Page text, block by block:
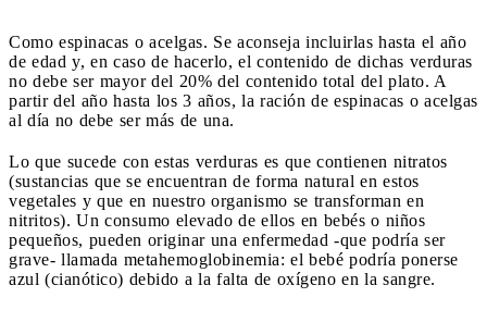
Como espinacas o acelgas. Se aconseja incluirlas hasta el año
de edad y, en caso de hacerlo, el contenido de dichas verduras
no debe ser mayor del 20% del contenido total del plato. A
partir del año hasta los 3 años, la ración de espinacas o acelgas
al día no debe ser más de una.
Lo que sucede con estas verduras es que contienen nitratos
(sustancias que se encuentran de forma natural en estos
vegetales y que en nuestro organismo se transforman en
nitritos). Un consumo elevado de ellos en bebés o niños
pequeños, pueden originar una enfermedad -que podría ser
grave- llamada metahemoglobinemia: el bebé podría ponerse
azul (cianótico) debido a la falta de oxígeno en la sangre.